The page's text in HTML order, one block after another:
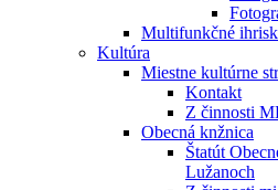
Multifunkčné
Kultúra
Miestne kultúrne
Kontakt
Z činnosti
Obecná knžnica
Štatút
Lužanoch